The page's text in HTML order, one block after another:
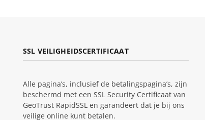
SSL VEILIGHEIDSCERTIFICAAT
Alle pagina’s, inclusief de betalingspagina’s, zijn
beschermd met een SSL Security Certificaat van
GeoTrust RapidSSL en garandeert dat je bij ons
veilige online kunt betalen.